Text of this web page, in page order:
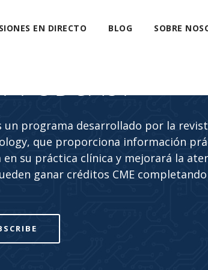
EN DIRECTO BLOG SOBRE
PODCAST
un programa desarrollado por la
que proporciona información
su práctica clínica y mejorará la
ganar créditos CME